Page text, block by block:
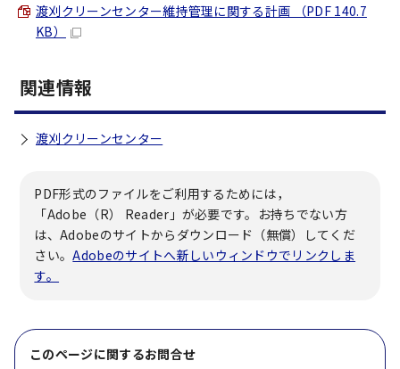
渡刈クリーンセンター維持管理に関する計画 （PDF 140.7
KB）
関連情報
渡刈クリーンセンター
PDF形式のファイルをご利用するためには，
「Adobe（R） Reader」が必要です。お持ちでない方
は、Adobeのサイトからダウンロード（無償）してくだ
さい。Adobeのサイトへ新しいウィンドウでリンクしま
す。
このページに関するお問合せ